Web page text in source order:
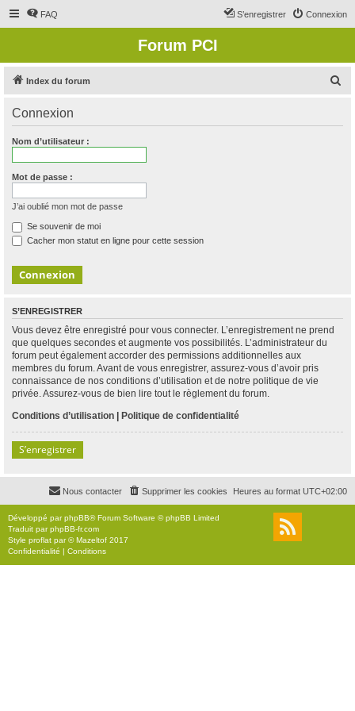
FAQ Connexion
S’enregistrer
Forum PCI
Index du forum
Connexion
Nom d’utilisateur :
Mot de passe :
J’ai oublié mon mot de passe
Se souvenir de moi
Cacher mon statut en ligne pour cette session
S’ENREGISTRER
Vous devez être enregistré pour vous connecter. L’enregistrement ne prend
que quelques secondes et augmente vos possibilités. L’administrateur du
forum peut également accorder des permissions additionnelles aux
membres du forum. Avant de vous enregistrer, assurez-vous d’avoir pris
connaissance de nos conditions d’utilisation et de notre politique de vie
privée. Assurez-vous de bien lire tout le règlement du forum.
Conditions d’utilisation | Politique de confidentialité
S’enregistrer
Heures au format UTC+02:00
Supprimer les cookies
Nous contacter
Développé parphpBB® Forum Software © phpBB Limited
Traduit parphpBB-fr.com
Style proflat par ©Mazeltof 2017
Confidentialité | Conditions